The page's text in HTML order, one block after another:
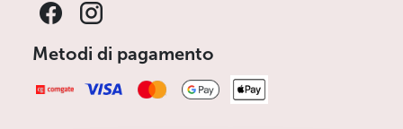
Metodi di pagamento